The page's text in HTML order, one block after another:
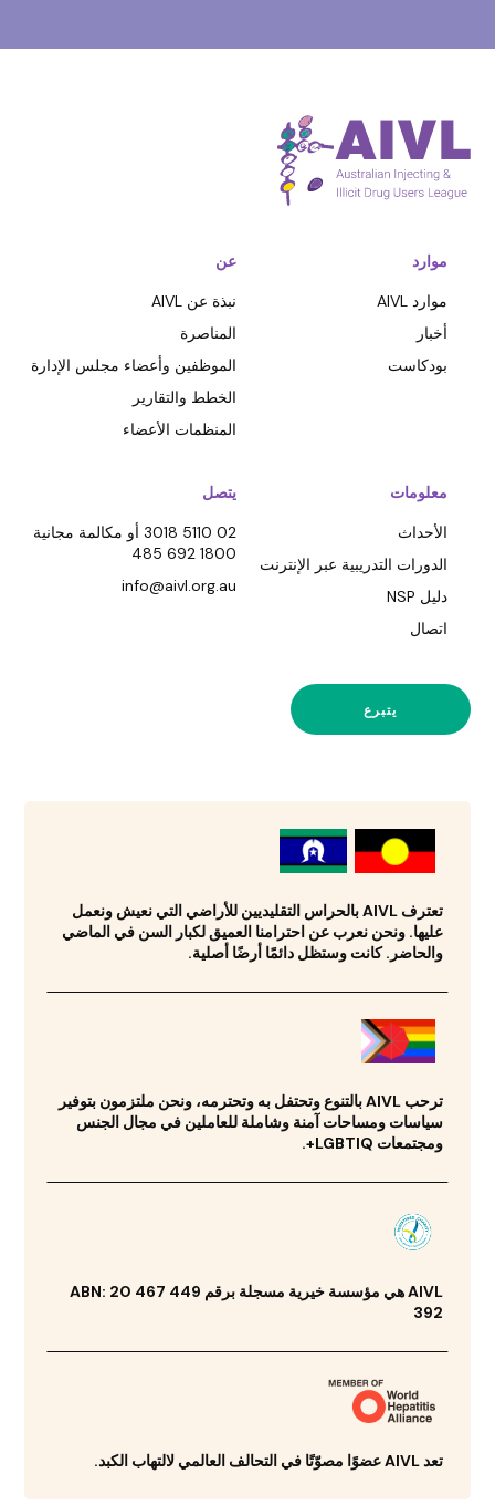
موارد
موارد AIVL
أخبار
بودكاست
عن
نبذة عن AIVL
المناصرة
الموظفين وأعضاء مجلس الإدارة
الخطط والتقارير
المنظمات الأعضاء
معلومات
الأحداث
الدورات التدريبية عبر الإنترنت
دليل NSP
اتصال
يتصل
02 5110 3018 أو مكالمة مجانية
1800 692 485
info@aivl.org.au
يتبرع
تعترف AIVL بالحراس التقليديين للأراضي التي نعيش ونعمل
عليها. ونحن نعرب عن احترامنا العميق لكبار السن في الماضي
والحاضر. كانت وستظل دائمًا أرضًا أصلية.
ترحب AIVL بالتنوع وتحتفل به وتحترمه، ونحن ملتزمون بتوفير
سياسات ومساحات آمنة وشاملة للعاملين في مجال الجنس
ومجتمعات LGBTIQ+.
AIVL هي مؤسسة خيرية مسجلة برقم ABN: 20 467 449
392
تعد AIVL عضوًا مصوّتًا في التحالف العالمي لالتهاب الكبد.